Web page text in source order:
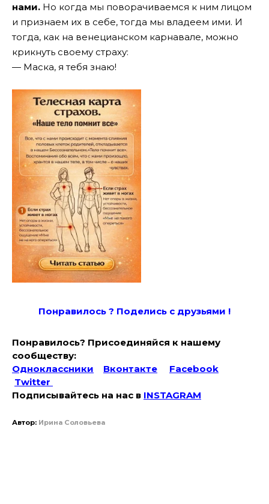
нами. Но когда мы поворачиваемся к ним лицом
и признаем их в себе, тогда мы владеем ими. И
тогда, как на венецианском карнавале, можно
крикнуть своему страху:
— Маска, я тебя знаю!
Понравилось ? Поделись с друзьями !
Понравилось? Присоединяйся к нашему
сообществу:
Одноклассники
Вконтакте
Facebook
Twitter
Подписывайтесь на наc в INSTAGRAM
Автор: Ирина Соловьева